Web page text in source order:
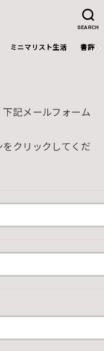
SEARCH
ミニマリスト生活 書評
記メールフォーム
をクリックしてくだ